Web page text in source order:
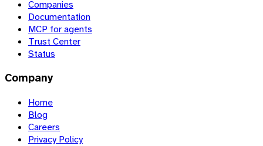
Companies
Documentation
MCP for agents
Trust Center
Status
Company
Home
Blog
Careers
Privacy Policy